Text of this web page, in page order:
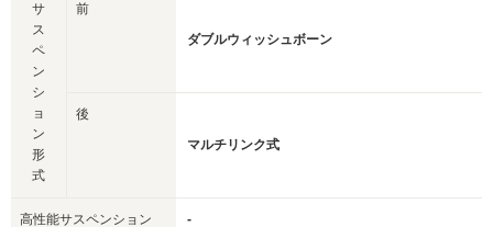
サ
ス
ペ
ン
シ
ョ
ン
形
式
前
ダブルウィッシュボーン
後
マルチリンク式
高性能サスペンション -